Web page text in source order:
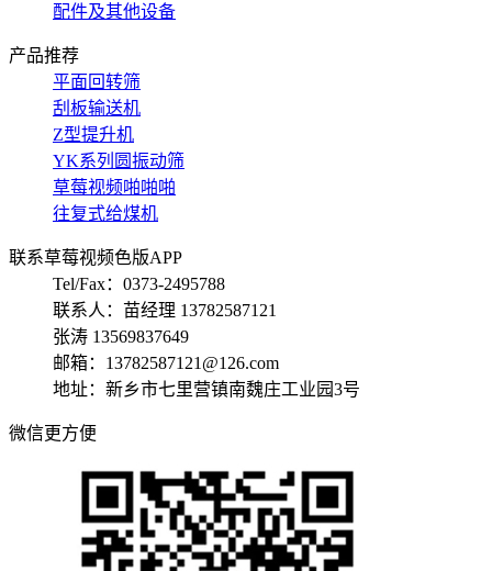
配件及其他设备
产品推荐
平面回转筛
刮板输送机
Z型提升机
YK系列圆振动筛
草莓视频啪啪啪
往复式给煤机
联系草莓视频色版APP
Tel/Fax：0373-2495788
联系人：苗经理 13782587121
张涛 13569837649
邮箱：13782587121@126.com
地址：新乡市七里营镇南魏庄工业园3号
微信更方便